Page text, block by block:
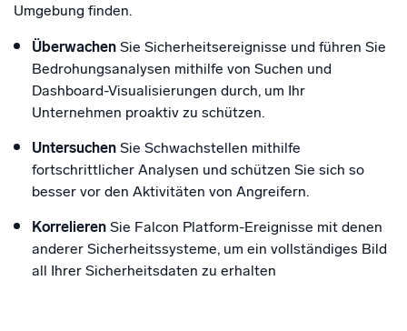
Umgebung finden.
Überwachen Sie Sicherheitsereignisse und führen Sie
Bedrohungsanalysen mithilfe von Suchen und
Dashboard-Visualisierungen durch, um Ihr
Unternehmen proaktiv zu schützen.
Untersuchen Sie Schwachstellen mithilfe
fortschrittlicher Analysen und schützen Sie sich so
besser vor den Aktivitäten von Angreifern.
Korrelieren Sie Falcon Platform-Ereignisse mit denen
anderer Sicherheitssysteme, um ein vollständiges Bild
all Ihrer Sicherheitsdaten zu erhalten